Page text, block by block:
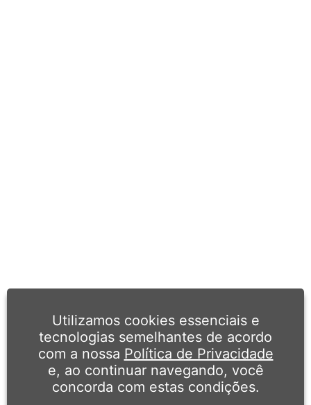
Utilizamos cookies essenciais e
tecnologias semelhantes de acordo
com a nossa Política de Privacidade
e, ao continuar navegando, você
concorda com estas condições.